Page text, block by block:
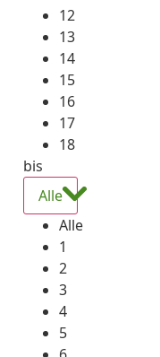
12
13
14
15
16
17
18
bis
Alle
Alle
1
2
3
4
5